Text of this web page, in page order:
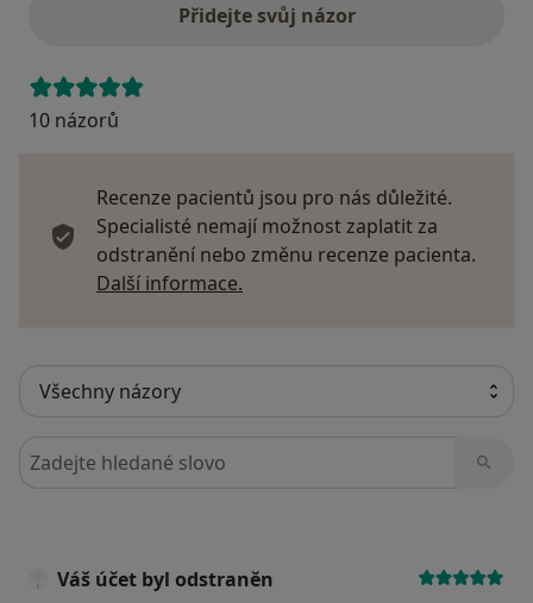
Přidejte svůj názor
10 názorů
Recenze pacientů jsou pro nás důležité.
Specialisté nemají možnost zaplatit za
odstranění nebo změnu recenze pacienta.
Další informace.
Hledejte v názorech
Váš účet byl odstraněn